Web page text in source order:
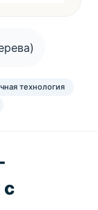
технология